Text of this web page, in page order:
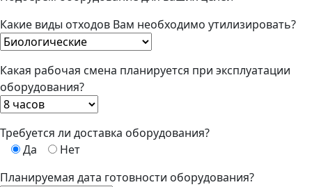
Какие виды отходов Вам необходимо утилизировать?
Какая рабочая смена планируется при эксплуатации
оборудования?
Требуется ли доставка оборудования?
Да
Нет
Планируемая дата готовности оборудования?